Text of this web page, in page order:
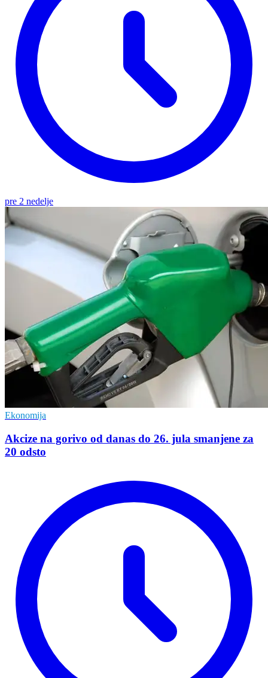
pre 2 nedelje
Ekonomija
Akcize na gorivo od danas do 26. jula smanjene za
20 odsto